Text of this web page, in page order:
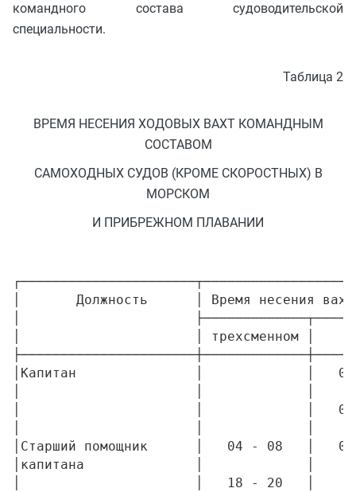
командного состава судоводительской
специальности.
Таблица 2
ВРЕМЯ НЕСЕНИЯ ХОДОВЫХ ВАХТ КОМАНДНЫМ
СОСТАВОМ
САМОХОДНЫХ СУДОВ (КРОМЕ СКОРОСТНЫХ) В
МОРСКОМ
И ПРИБРЕЖНОМ ПЛАВАНИИ
│       Должность      │ Время несения вахт
│
│                      │ трехсменном │
│Капитан               │             │
│                      │             │   00
│Старший помощник      │   04 - 08   │
│капитана              │             │
│                      │   18 - 20   │